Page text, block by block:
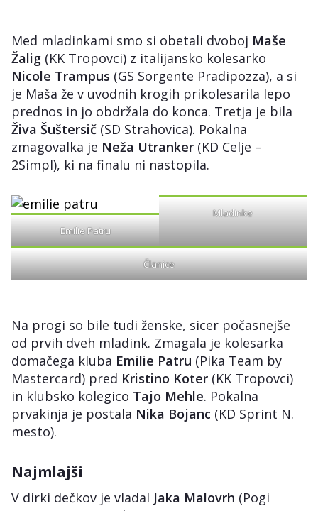
Med mladinkami smo si obetali dvoboj Maše
Žalig (KK Tropovci) z italijansko kolesarko
Nicole Trampus (GS Sorgente Pradipozza), a si
je Maša že v uvodnih krogih prikolesarila lepo
prednos in jo obdržala do konca. Tretja je bila
Živa Šuštersič (SD Strahovica). Pokalna
zmagovalka je Neža Utranker (KD Celje –
2Simpl), ki na finalu ni nastopila.
Emilie Patru
Mladinke
Članice
Na progi so bile tudi ženske, sicer počasnejše
od prvih dveh mladink. Zmagala je kolesarka
domačega kluba Emilie Patru (Pika Team by
Mastercard) pred Kristino Koter (KK Tropovci)
in klubsko kolegico Tajo Mehle. Pokalna
prvakinja je postala Nika Bojanc (KD Sprint N.
mesto).
Najmlajši
V dirki dečkov je vladal Jaka Malovrh (Pogi